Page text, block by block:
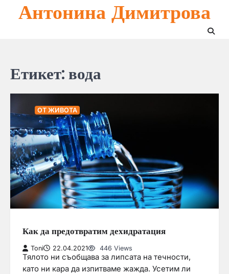
Антонина Димитрова
Етикет:вода
ОТ ЖИВОТА
Как да предотвратим дехидратация
Toni 22.04.2021 446 Views
Тялото ни съобщава за липсата на течности,
като ни кара да изпитваме жажда. Усетим ли